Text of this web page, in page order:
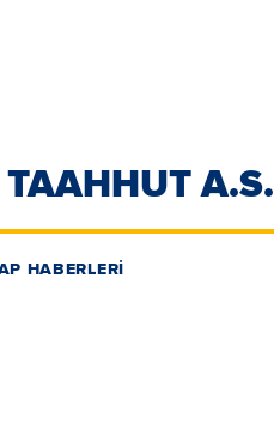
A.S.
HABERLERİ